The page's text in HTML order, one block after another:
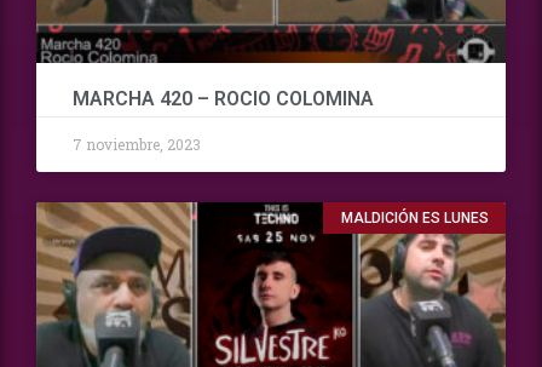
MARCHA 420 – ROCIO COLOMINA
7 noviembre, 2023
MALDICIÓN ES LUNES